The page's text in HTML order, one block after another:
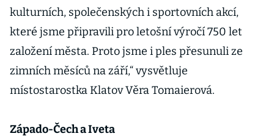
kulturních, společenských i sportovních akcí,
které jsme připravili pro letošní výročí 750 let
založení města. Proto jsme i ples přesunuli ze
zimních měsíců na září,“ vysvětluje
místostarostka Klatov Věra Tomaierová.
Západo-Čech a Iveta